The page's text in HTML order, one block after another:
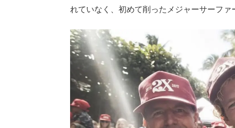
れていなく、初めて削ったメジャーサーファ